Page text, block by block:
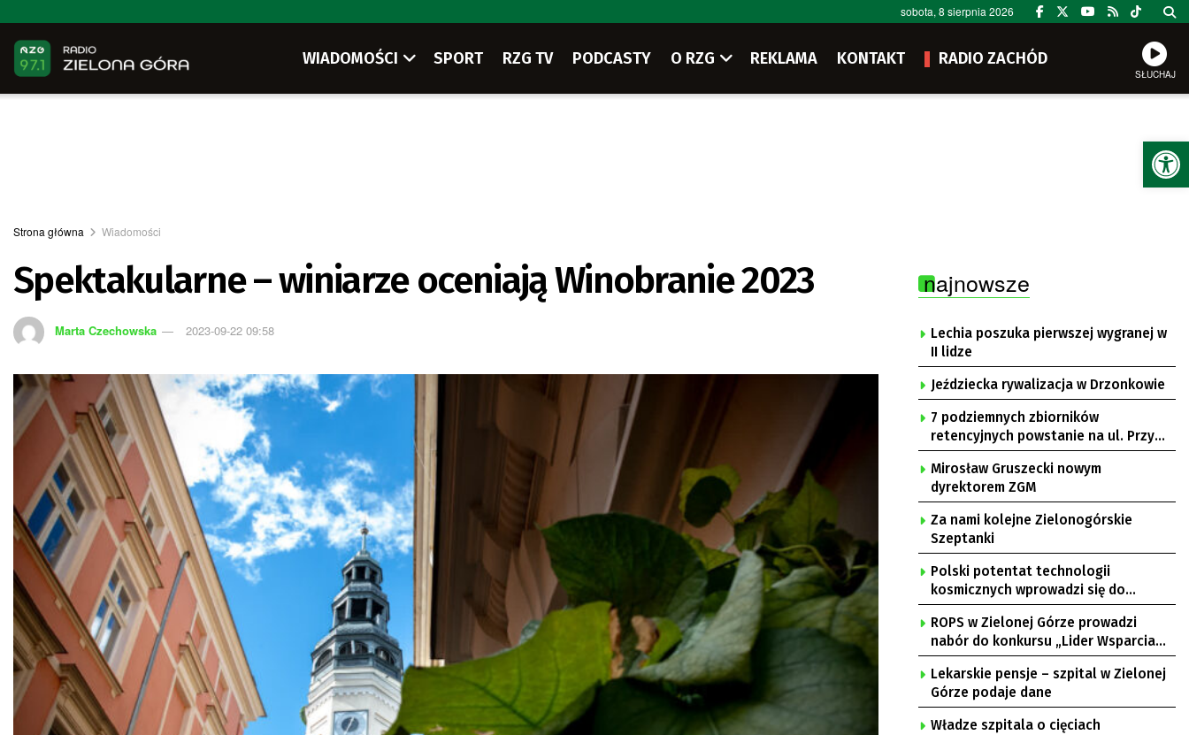
sobota, 8 sierpnia 2026
WIADOMOŚCI SPORT RZG TV PODCASTY O RZG REKLAMA KONTAKT RADIO ZACHÓD
SŁUCHAJ
Strona główna Wiadomości
Spektakularne – winiarze oceniają Winobranie 2023
Marta Czechowska 2023-09-22 09:58
najnowsze
Lechia poszuka pierwszej wygranej w
II lidze
Jeździecka rywalizacja w Drzonkowie
7 podziemnych zbiorników
retencyjnych powstanie na ul. Przy
Gazowni
Mirosław Gruszecki nowym
dyrektorem ZGM
Za nami kolejne Zielonogórskie
Szeptanki
Polski potentat technologii
kosmicznych wprowadzi się do
Zielonej Góry
ROPS w Zielonej Górze prowadzi
nabór do konkursu „Lider Wsparcia
Seniora”
Lekarskie pensje – szpital w Zielonej
Górze podaje dane
Władze szpitala o cięciach